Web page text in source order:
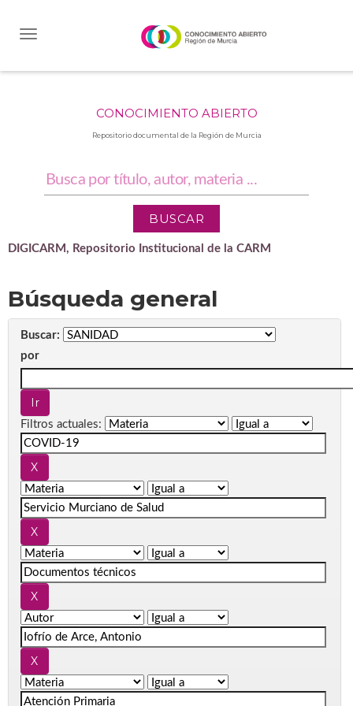
CONOCIMIENTO ABIERTO
Repositorio documental de la Región de Murcia
DIGICARM, Repositorio Institucional de la CARM
Búsqueda general
Buscar:
por
Filtros actuales: